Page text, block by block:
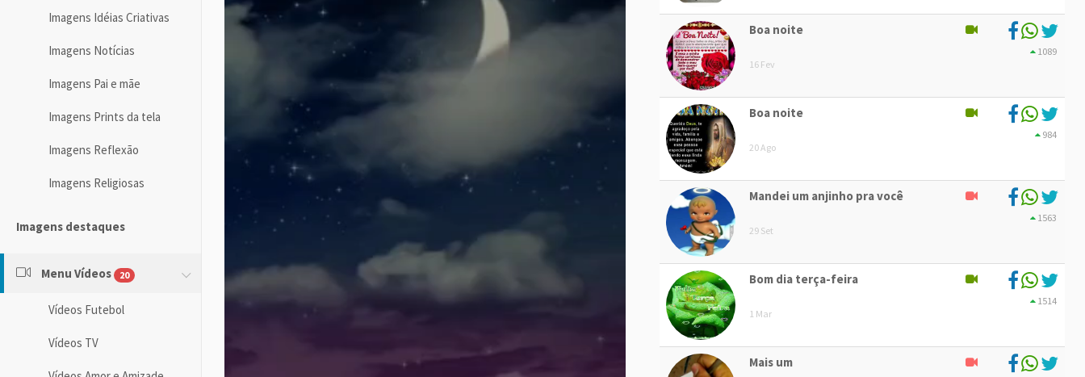
Imagens Idéias Criativas
Imagens Notícias
Imagens Pai e mãe
Imagens Prints da tela
Imagens Reflexão
Imagens Religiosas
Imagens destaques
Menu Vídeos 20
Vídeos Futebol
Vídeos TV
Boa noite
16 Fev
1089
Boa noite
20 Ago
984
Mandei um anjinho pra você
29 Set
1563
Bom dia terça-feira
1 Mar
1514
Mais um